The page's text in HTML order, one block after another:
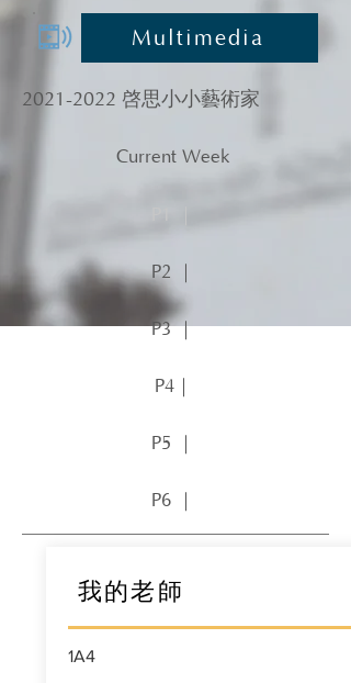
Multimedia
2021-2022 啓思小小藝術家
Current Week
P2 ｜
P3 ｜
P4｜
P5 ｜
P6 ｜
我的老師
1A4